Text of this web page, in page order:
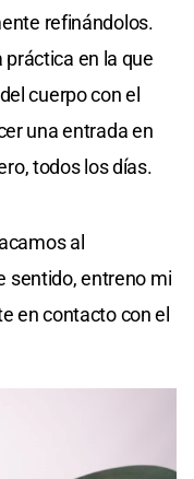
refinándolos.
práctica en la que
cuerpo con el
una entrada en
todos los días.
al
sentido, entreno mi
en contacto con el